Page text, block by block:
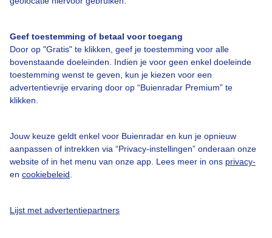
Geef toestemming of betaal voor toegang
Door op "Gratis" te klikken, geef je toestemming voor alle
bovenstaande doeleinden. Indien je voor geen enkel doeleinde
toestemming wenst te geven, kun je kiezen voor een
advertentievrije ervaring door op “Buienradar Premium” te
klikken.
Jouw keuze geldt enkel voor Buienradar en kun je opnieuw
aanpassen of intrekken via “Privacy-instellingen” onderaan onze
website of in het menu van onze app. Lees meer in ons privacy-
en cookiebeleid
Lijst met advertentiepartners
Contact
Toegankelijkheid
Gebruikersvoorwaarden
Adverteren
Privacy beleid
Cookie beleid